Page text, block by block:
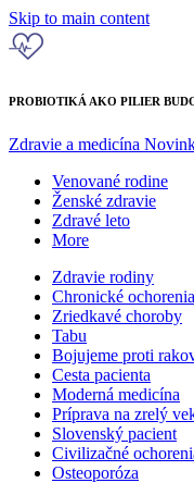
Skip to main content
PROBIOTIKÁ AKO PILIER
Zdravie a medicína
Venované rodine
Ženské zdravie
Zdravé leto
More
Zdravie rodiny
Chronické ochorenia
Zriedkavé choroby
Tabu
Bojujeme proti
Cesta pacienta
Moderná medicína
Príprava na zrelý
Slovenský pacient
Civilizačné
Osteoporóza